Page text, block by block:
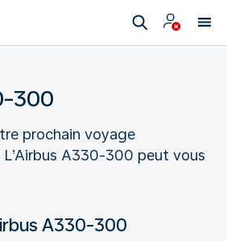
300
prochain voyage
A330-300 peut vous
A330-300